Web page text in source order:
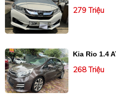
279 Triệu
Kia Rio 1.4
268 Triệu